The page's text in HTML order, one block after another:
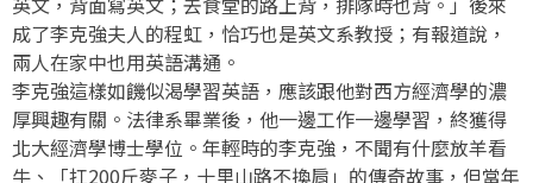
成了李克強夫人的程虹，恰巧也是英文系教授；有報道說，
兩人在家中也用英語溝通。
李克強這樣如饑似渴學習英語，應該跟他對西方經濟學的濃
厚興趣有關。法律系畢業後，他一邊工作一邊學習，終獲得
北大經濟學博士學位。年輕時的李克強，不聞有什麼放羊看
牛、「扛200斤麥子，十里山路不換肩」的傳奇故事，但當年